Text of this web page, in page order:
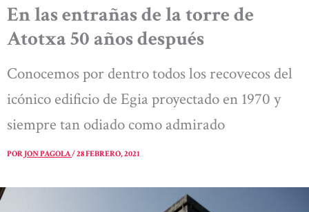
En las entrañas de la torre de
Atotxa 50 años después
Conocemos por dentro todos los recovecos del
icónico edificio de Egia proyectado en 1970 y
siempre tan odiado como admirado
PORJON PAGOLA/28 FEBRERO, 2021